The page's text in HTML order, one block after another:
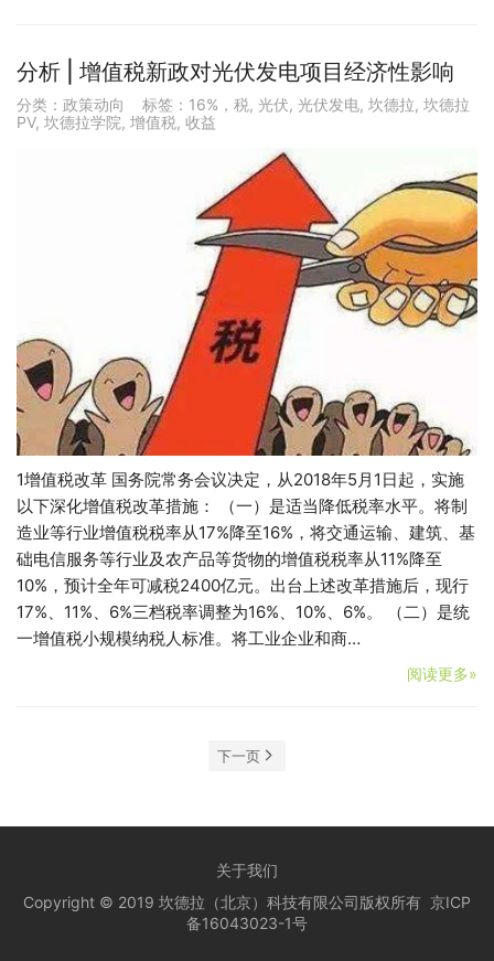
分析 | 增值税新政对光伏发电项目经济性影响
分类： 政策动向 标签： 16%，税, 光伏, 光伏发电, 坎德拉, 坎德拉
PV, 坎德拉学院, 增值税, 收益
1增值税改革 国务院常务会议决定，从2018年5月1日起，实施
以下深化增值税改革措施： （一）是适当降低税率水平。将制
造业等行业增值税税率从17%降至16%，将交通运输、建筑、基
础电信服务等行业及农产品等货物的增值税税率从11%降至
10%，预计全年可减税2400亿元。出台上述改革措施后，现行
17%、11%、6%三档税率调整为16%、10%、6%。 （二）是统
一增值税小规模纳税人标准。将工业企业和商…
阅读更多»
下一页
关于我们
Copyright © 2019 坎德拉（北京）科技有限公司版权所有 京ICP
备16043023-1号